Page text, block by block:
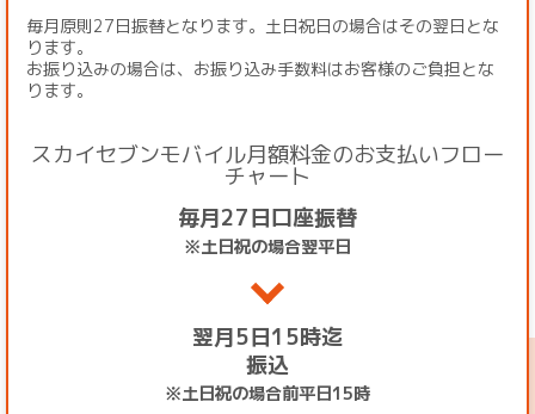
毎月原則27日振替となります。土日祝日の場合はその翌日とな
ります。
お振り込みの場合は、お振り込み手数料はお客様のご負担とな
ります。
スカイセブンモバイル月額料金のお支払いフロー
チャート
毎月27日口座振替
※土日祝の場合翌平日
翌月5日15時迄
振込
※土日祝の場合前平日15時